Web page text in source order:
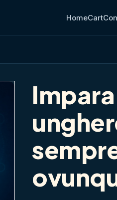
HomeCart